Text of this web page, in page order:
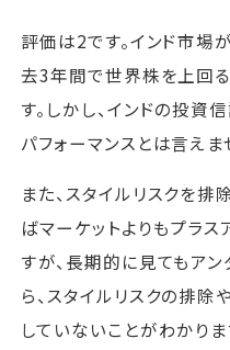
評価は2です。インド市場
去3年間で世界株を上回
す。しかし、インドの投
パフォーマンスとは言えま
また、スタイルリスクを
ばマーケットよりもプラ
すが、長期的に見てもア
ら、スタイルリスクの排
していないことがわかりま